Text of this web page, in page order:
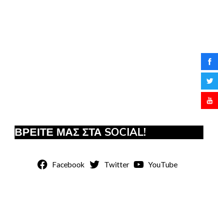
ΒΡΕΙΤΕ ΜΑΣ ΣΤΑ SOCIAL!
Facebook Twitter YouTube